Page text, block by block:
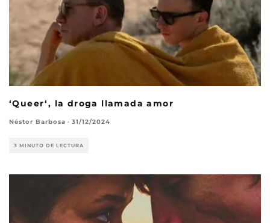
‘Queer‘, la droga llamada amor
Néstor Barbosa · 31/12/2024
3 MINUTO DE LECTURA